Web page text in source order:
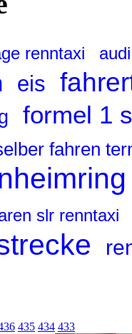
renntaxi
eis
formel 1
fahren
slr renntaxi
435 434 433